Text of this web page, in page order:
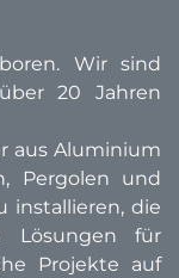
Wir sind
20 Jahren
aus Aluminium
Pergolen und
installieren, die
Lösungen für
Projekte auf